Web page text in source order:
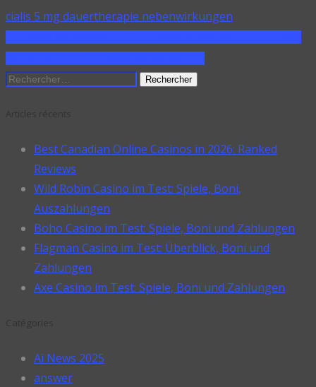
cialis 5 mg dauertherapie nebenwirkungen
Rechercher :
Best Canadian Online Casinos in 2026: Ranked
Reviews
Wild Robin Casino im Test: Spiele, Boni,
Auszahlungen
Boho Casino im Test: Spiele, Boni und Zahlungen
Flagman Casino im Test: Überblick, Boni und
Zahlungen
Axe Casino im Test: Spiele, Boni und Zahlungen
Ai News 2025
answer